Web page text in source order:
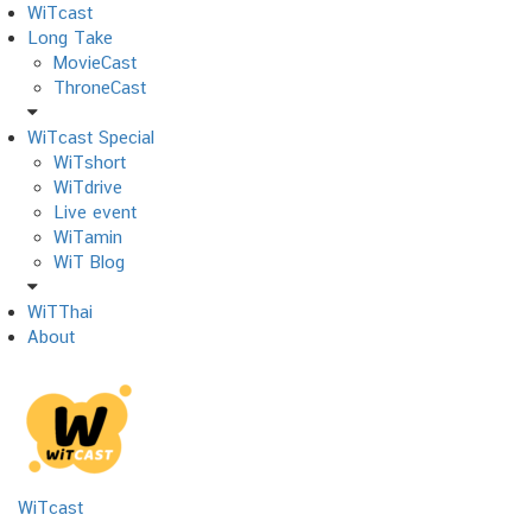
Skip
to
content
WiTcast
Long Take
MovieCast
ThroneCast
WiTcast Special
WiTshort
WiTdrive
Live event
WiTamin
WiT Blog
WiTThai
About
WiTcast